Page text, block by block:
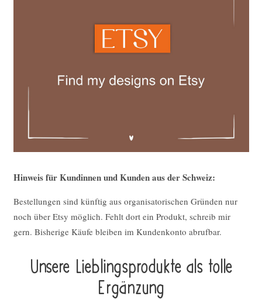
Hinweis für Kundinnen und Kunden aus der Schweiz:
Bestellungen sind künftig aus organisatorischen Gründen nur
noch über Etsy möglich. Fehlt dort ein Produkt, schreib mir
gern. Bisherige Käufe bleiben im Kundenkonto abrufbar.
Unsere Lieblings­pro­duk­te als tolle
Ergän­zung